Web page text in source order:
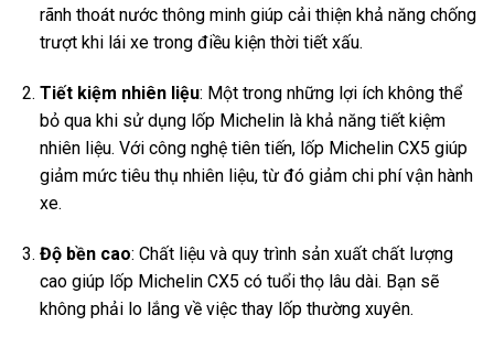
rãnh thoát nước thông minh giúp cải thiện khả năng chống
trượt khi lái xe trong điều kiện thời tiết xấu.
Tiết kiệm nhiên liệu: Một trong những lợi ích không thể
bỏ qua khi sử dụng lốp Michelin là khả năng tiết kiệm
nhiên liệu. Với công nghệ tiên tiến, lốp Michelin CX5 giúp
giảm mức tiêu thụ nhiên liệu, từ đó giảm chi phí vận hành
xe.
Độ bền cao: Chất liệu và quy trình sản xuất chất lượng
cao giúp lốp Michelin CX5 có tuổi thọ lâu dài. Bạn sẽ
không phải lo lắng về việc thay lốp thường xuyên.